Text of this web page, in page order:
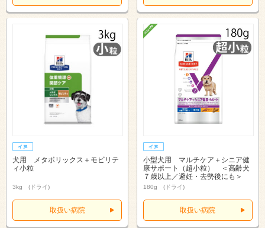
犬用 メタボリックス＋モビリテ
ィ小粒
3kg (ドライ)
取扱い病院
小型犬用 マルチケア＋シニア健
康サポート（超小粒） ＜高齢犬
７歳以上／避妊・去勢後にも＞
180g (ドライ)
取扱い病院